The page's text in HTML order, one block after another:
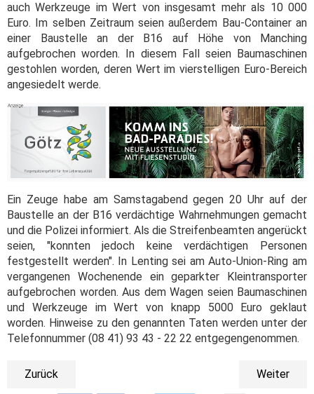
auch Werkzeuge im Wert von insgesamt mehr als 10 000
Euro. Im selben Zeitraum seien außerdem Bau-Container an
einer Baustelle an der B16 auf Höhe von Manching
aufgebrochen worden. In diesem Fall seien Baumaschinen
gestohlen worden, deren Wert im vierstelligen Euro-Bereich
angesiedelt werde.
Ein Zeuge habe am Samstagabend gegen 20 Uhr auf der
Baustelle an der B16 verdächtige Wahrnehmungen gemacht
und die Polizei informiert. Als die Streifenbeamten angerückt
seien, "konnten jedoch keine verdächtigen Personen
festgestellt werden". In Lenting sei am Auto-Union-Ring am
vergangenen Wochenende ein geparkter Kleintransporter
aufgebrochen worden. Aus dem Wagen seien Baumaschinen
und Werkzeuge im Wert von knapp 5000 Euro geklaut
worden. Hinweise zu den genannten Taten werden unter der
Telefonnummer (08 41) 93 43 - 22 22 entgegengenommen.
Zurück Weiter